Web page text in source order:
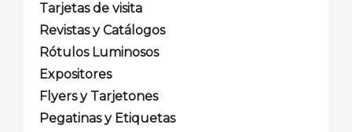
Tarjetas de visita
Revistas y Catálogos
Rótulos Luminosos
Expositores
Flyers y Tarjetones
Pegatinas y Etiquetas